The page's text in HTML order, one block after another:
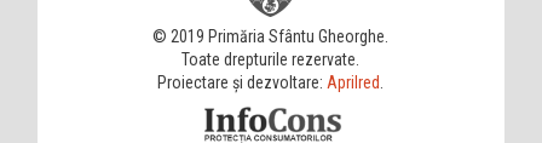
© 2019 Primăria Sfântu Gheorghe.
Toate drepturile rezervate.
Proiectare și dezvoltare: Aprilred